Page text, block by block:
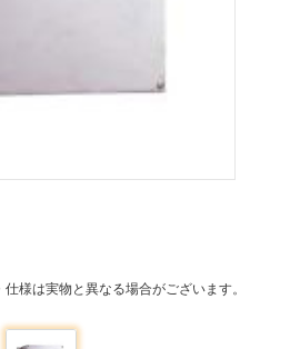
様は実物と異なる場合がございます。